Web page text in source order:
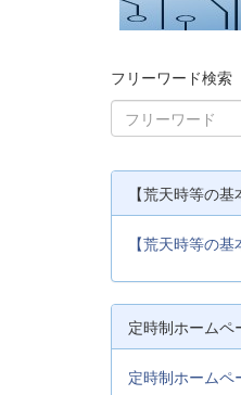
フリーワード検索
【荒天時等の基
【荒天時等の基
定時制ホームペ
定時制ホームペ